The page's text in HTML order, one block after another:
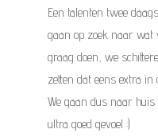
Een talenten twee
gaan op zoek naar wat
graag doen, we
zetten dat eens extra in
We gaan dus naar huis
ultra goed gevoel :)